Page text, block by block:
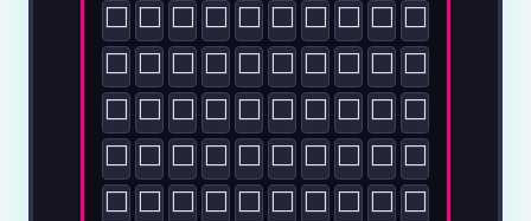
⬜ ⬜ ⬜ ⬜ ⬜ ⬜ ⬜ ⬜ ⬜ ⬜
⬜ ⬜ ⬜ ⬜ ⬜ ⬜ ⬜ ⬜ ⬜ ⬜
⬜ ⬜ ⬜ ⬜ ⬜ ⬜ ⬜ ⬜ ⬜ ⬜
⬜ ⬜ ⬜ ⬜ ⬜ ⬜ ⬜ ⬜ ⬜ ⬜
⬜ ⬜ ⬜ ⬜ ⬜ ⬜ ⬜ ⬜ ⬜ ⬜